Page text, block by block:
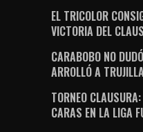
EL TRICOLOR
VICTORIA DEL
CARABOBO NO
ARROLLÓ A
TORNEO
CARAS EN LA LIGA